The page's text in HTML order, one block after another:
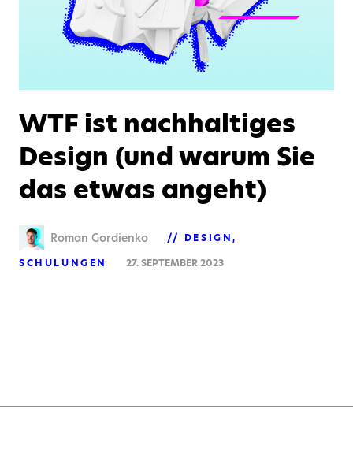
WTF ist nachhaltiges
Design (und warum Sie
das etwas angeht)
Roman Gordienko
DESIGN
SCHULUNGEN
27. SEPTEMBER 2023